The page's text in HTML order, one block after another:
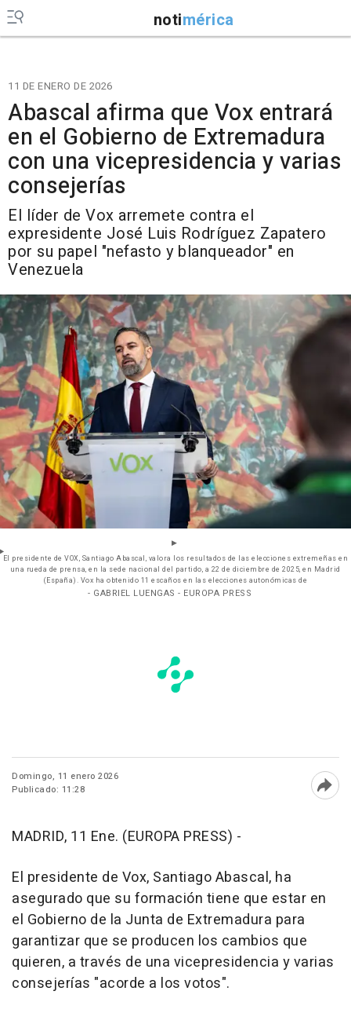
notimérica
11 DE ENERO DE 2026
Abascal afirma que Vox entrará
en el Gobierno de Extremadura
con una vicepresidencia y varias
consejerías
El líder de Vox arremete contra el
expresidente José Luis Rodríguez Zapatero
por su papel "nefasto y blanqueador" en
Venezuela
El presidente de VOX, Santiago Abascal, valora los resultados de las elecciones extremeñas en
una rueda de prensa, en la sede nacional del partido, a 22 de diciembre de 2025, en Madrid
(España). Vox ha obtenido 11 escaños en las elecciones autonómicas de
- GABRIEL LUENGAS - EUROPA PRESS
Domingo, 11 enero 2026
Publicado: 11:28
MADRID, 11 Ene. (EUROPA PRESS) -
El presidente de Vox, Santiago Abascal, ha
asegurado que su formación tiene que estar en
el Gobierno de la Junta de Extremadura para
garantizar que se producen los cambios que
quieren, a través de una vicepresidencia y varias
consejerías "acorde a los votos".